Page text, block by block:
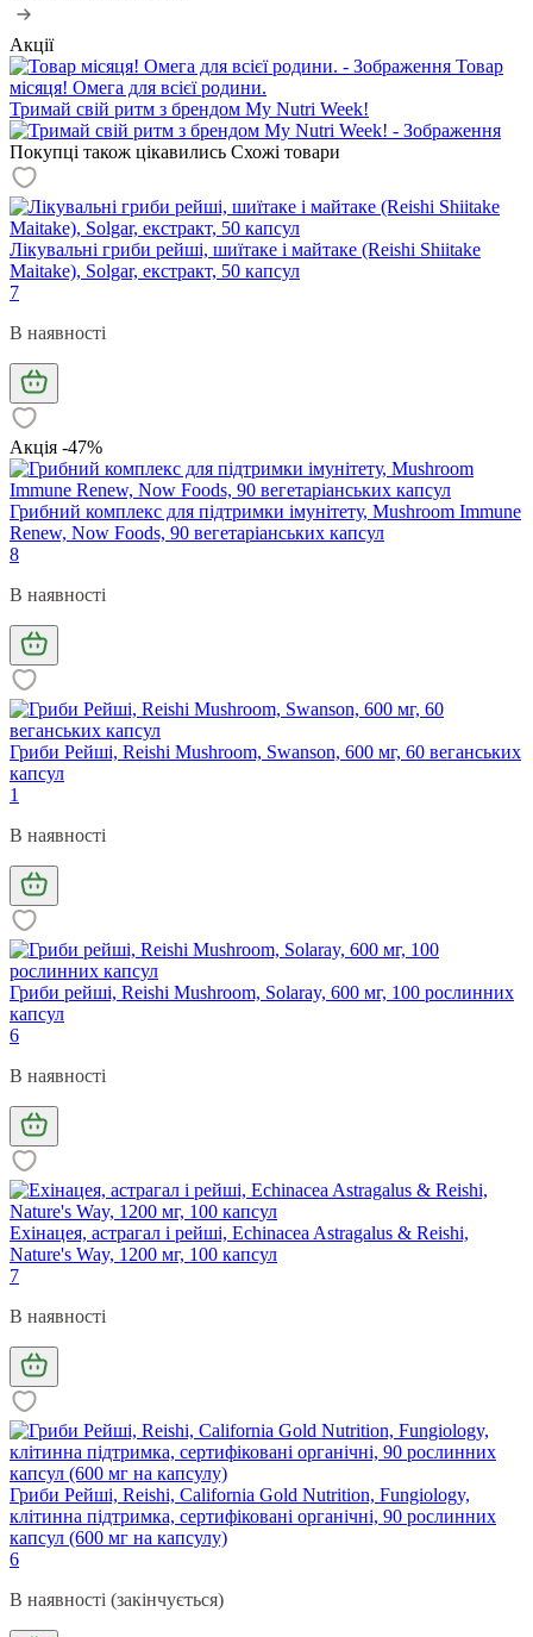
Акції
Товар
місяця! Омега для всієї родини.
Тримай свій ритм з брендом My Nutri Week!
Покупці також цікавились Схожі товари
Лікувальні гриби рейші, шиїтаке і майтаке (Reishi Shiitake
Maitake), Solgar, екстракт, 50 капсул
7
В наявності
Акція -47%
Грибний комплекс для підтримки імунітету, Mushroom Immune
Renew, Now Foods, 90 вегетаріанських капсул
8
В наявності
Гриби Рейші, Reishi Mushroom, Swanson, 600 мг, 60 веганських
капсул
1
В наявності
Гриби рейші, Reishi Mushroom, Solaray, 600 мг, 100 рослинних
капсул
6
В наявності
Ехінацея, астрагал і рейші, Echinacea Astragalus & Reishi,
Nature's Way, 1200 мг, 100 капсул
7
В наявності
Гриби Рейші, Reishi, California Gold Nutrition, Fungiology,
клітинна підтримка, сертифіковані органічні, 90 рослинних
капсул (600 мг на капсулу)
6
В наявності (закінчується)